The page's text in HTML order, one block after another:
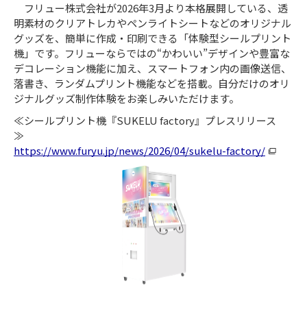
フリュー株式会社が2026年3月より本格展開している、透
明素材のクリアトレカやペンライトシートなどのオリジナル
グッズを、簡単に作成・印刷できる「体験型シールプリント
機」です。フリューならではの“かわいい”デザインや豊富な
デコレーション機能に加え、スマートフォン内の画像送信、
落書き、ランダムプリント機能などを搭載。自分だけのオリ
ジナルグッズ制作体験をお楽しみいただけます。
≪シールプリント機『SUKELU factory』プレスリリース
≫
https://www.furyu.jp/news/2026/04/sukelu-factory/